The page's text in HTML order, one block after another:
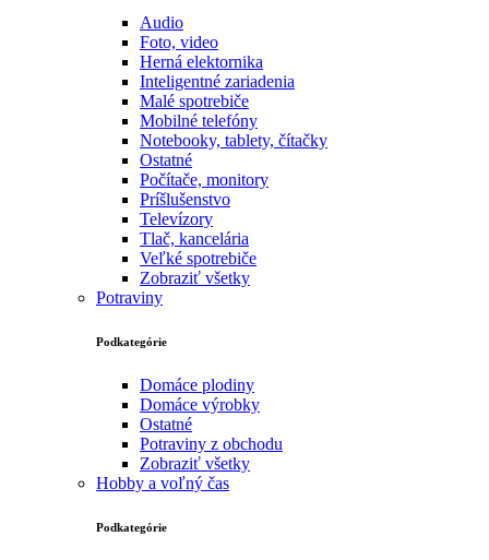
Audio
Foto, video
Herná elektornika
Inteligentné zariadenia
Malé spotrebiče
Mobilné telefóny
Notebooky, tablety, čítačky
Ostatné
Počítače, monitory
Príšlušenstvo
Televízory
Tlač, kancelária
Veľké spotrebiče
Zobraziť všetky
Potraviny
Podkategórie
Domáce plodiny
Domáce výrobky
Ostatné
Potraviny z obchodu
Zobraziť všetky
Hobby a voľný čas
Podkategórie